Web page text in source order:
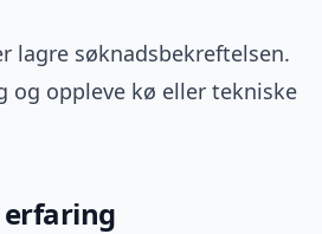
lagre søknadsbekreftelsen.
og oppleve kø eller tekniske
erfaring